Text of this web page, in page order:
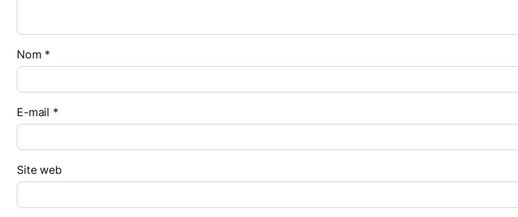
Nom *
E-mail *
Site web